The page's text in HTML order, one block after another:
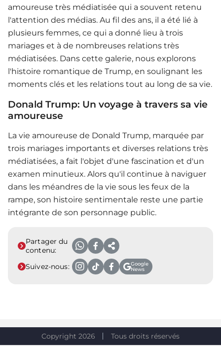
amoureuse très médiatisée qui a souvent retenu
l'attention des médias. Au fil des ans, il a été lié à
plusieurs femmes, ce qui a donné lieu à trois
mariages et à de nombreuses relations très
médiatisées. Dans cette galerie, nous explorons
l'histoire romantique de Trump, en soulignant les
moments clés et les relations tout au long de sa vie.
Donald Trump: Un voyage à travers sa vie
amoureuse
La vie amoureuse de Donald Trump, marquée par
trois mariages importants et diverses relations très
médiatisées, a fait l'objet d'une fascination et d'un
examen minutieux. Alors qu'il continue à naviguer
dans les méandres de la vie sous les feux de la
rampe, son histoire sentimentale reste une partie
intégrante de son personnage public.
Partager du
contenu:
Suivez-nous:
Google
News
Copyright 2026 Tous droits réservés